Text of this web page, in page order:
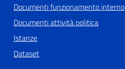
Documenti funzionamento interno
Documenti attività politica
Istanze
Dataset